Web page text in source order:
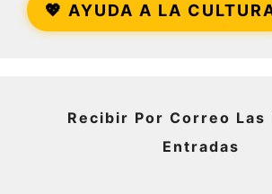
💖 AYUDA A LA
Recibir Por Correo Las
Entradas